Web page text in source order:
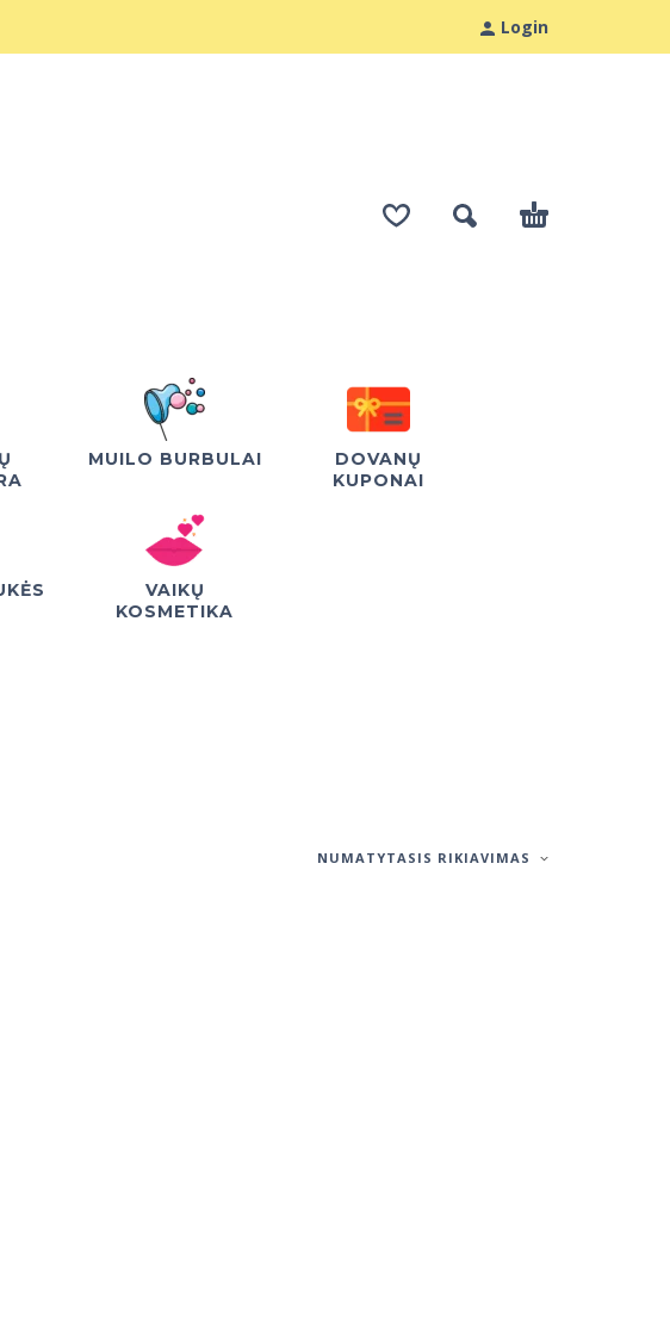
Login
MUILO BURBULAI
DOVANŲ
KUPONAI
VAIKŲ
KOSMETIKA
NUMATYTASIS RIKIAVIMAS